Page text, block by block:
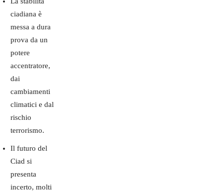
ciadiana è
messa a dura
prova da un
potere
accentratore,
dai
cambiamenti
climatici e dal
rischio
terrorismo.
Il futuro del
Ciad si
presenta
incerto, molti